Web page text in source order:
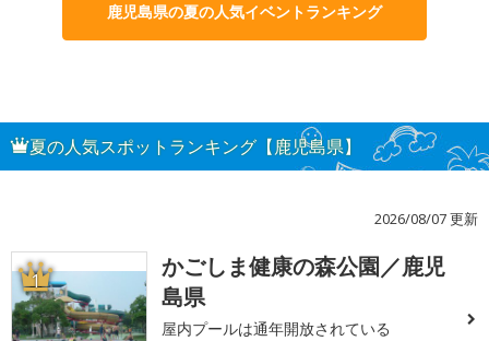
鹿児島県の夏の人気イベントランキング
夏の人気スポットランキング【鹿児島県】
2026/08/07 更新
1
かごしま健康の森公園／鹿児
島県
屋内プールは通年開放されている